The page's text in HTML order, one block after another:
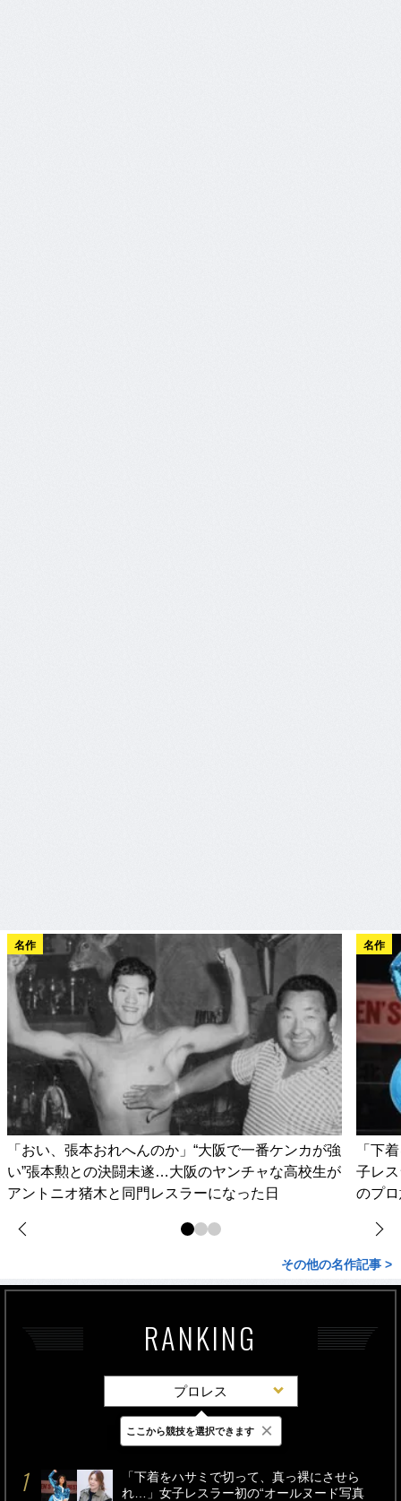
名作
「おい、張本おれへんのか」“大阪で一番ケンカが強
い”張本勲との決闘未遂…大阪のヤンチャな高校生が
アントニオ猪木と同門レスラーになった日
名作
「下
子レ
のプ
その他の名作記事 >
RANKING
プロレス
最新 24時間 週間
「下着をハサミで切って、真っ裸にさせら
れ…」女子レスラー初の“オールヌード写真
ここから競技を選択できます ×